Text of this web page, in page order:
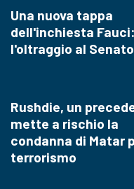
Una nuova tappa
dell'inchiesta Fauci:
l'oltraggio al Senato
Rushdie, un
mette a rischio la
condanna di Matar
terrorismo